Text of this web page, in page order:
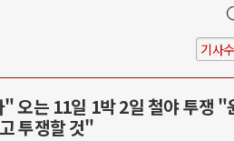
기사
오는 11일 1박 2일 철야 투쟁 "
투쟁할 것"